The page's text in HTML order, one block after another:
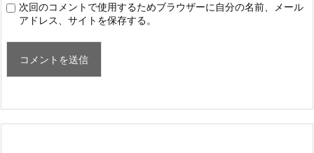
次回のコメントで使用するためブラウザーに自分の名前、メール
アドレス、サイトを保存する。